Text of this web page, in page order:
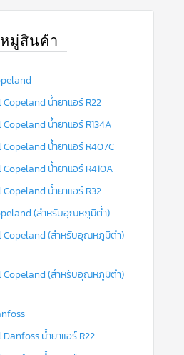
มู่สินค้า
น้ำยาแอร์ R22
น้ำยาแอร์ R134A
น้ำยาแอร์ R407C
น้ำยาแอร์ R410A
น้ำยาแอร์ R32
(สำหรับอุณหภูมิต่ำ)
Copeland (สำหรับอุณหภูมิต่ำ)
Copeland (สำหรับอุณหภูมิต่ำ)
น้ำยาแอร์ R22